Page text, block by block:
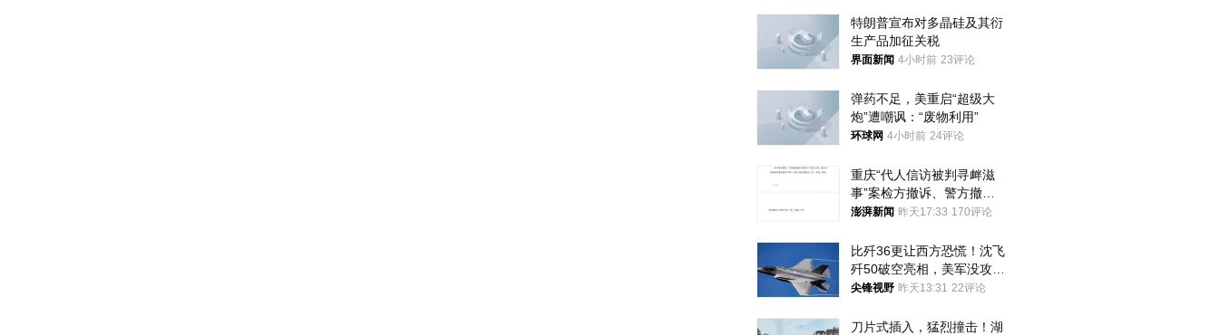
特朗普宣布对多晶硅及其衍
生产品加征关税
界面新闻 4小时前 23评论
弹药不足，美重启“超级大
炮”遭嘲讽：“废物利用”
环球网 4小时前 24评论
重庆“代人信访被判寻衅滋
事”案检方撤诉、警方撤
案，两被告人获国赔
澎湃新闻 昨天17:33 170评论
比歼36更让西方恐慌！沈飞
歼50破空亮相，美军没攻克
的技术被拿下
尖锋视野 昨天13:31 22评论
刀片式插入，猛烈撞击！湖